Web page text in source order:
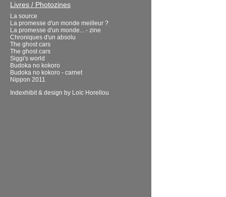
Livres / Photozines
La source
La promesse d'un monde meilleur ?
La promesse d'un monde... - zine
Chroniques d'un absolu
The ghost cars
The ghost cars
Siggi's world
Budoka no kokoro
Budoka no kokoro - carnet
Nippon 2011
Indexhibit& design by Loïc Horellou